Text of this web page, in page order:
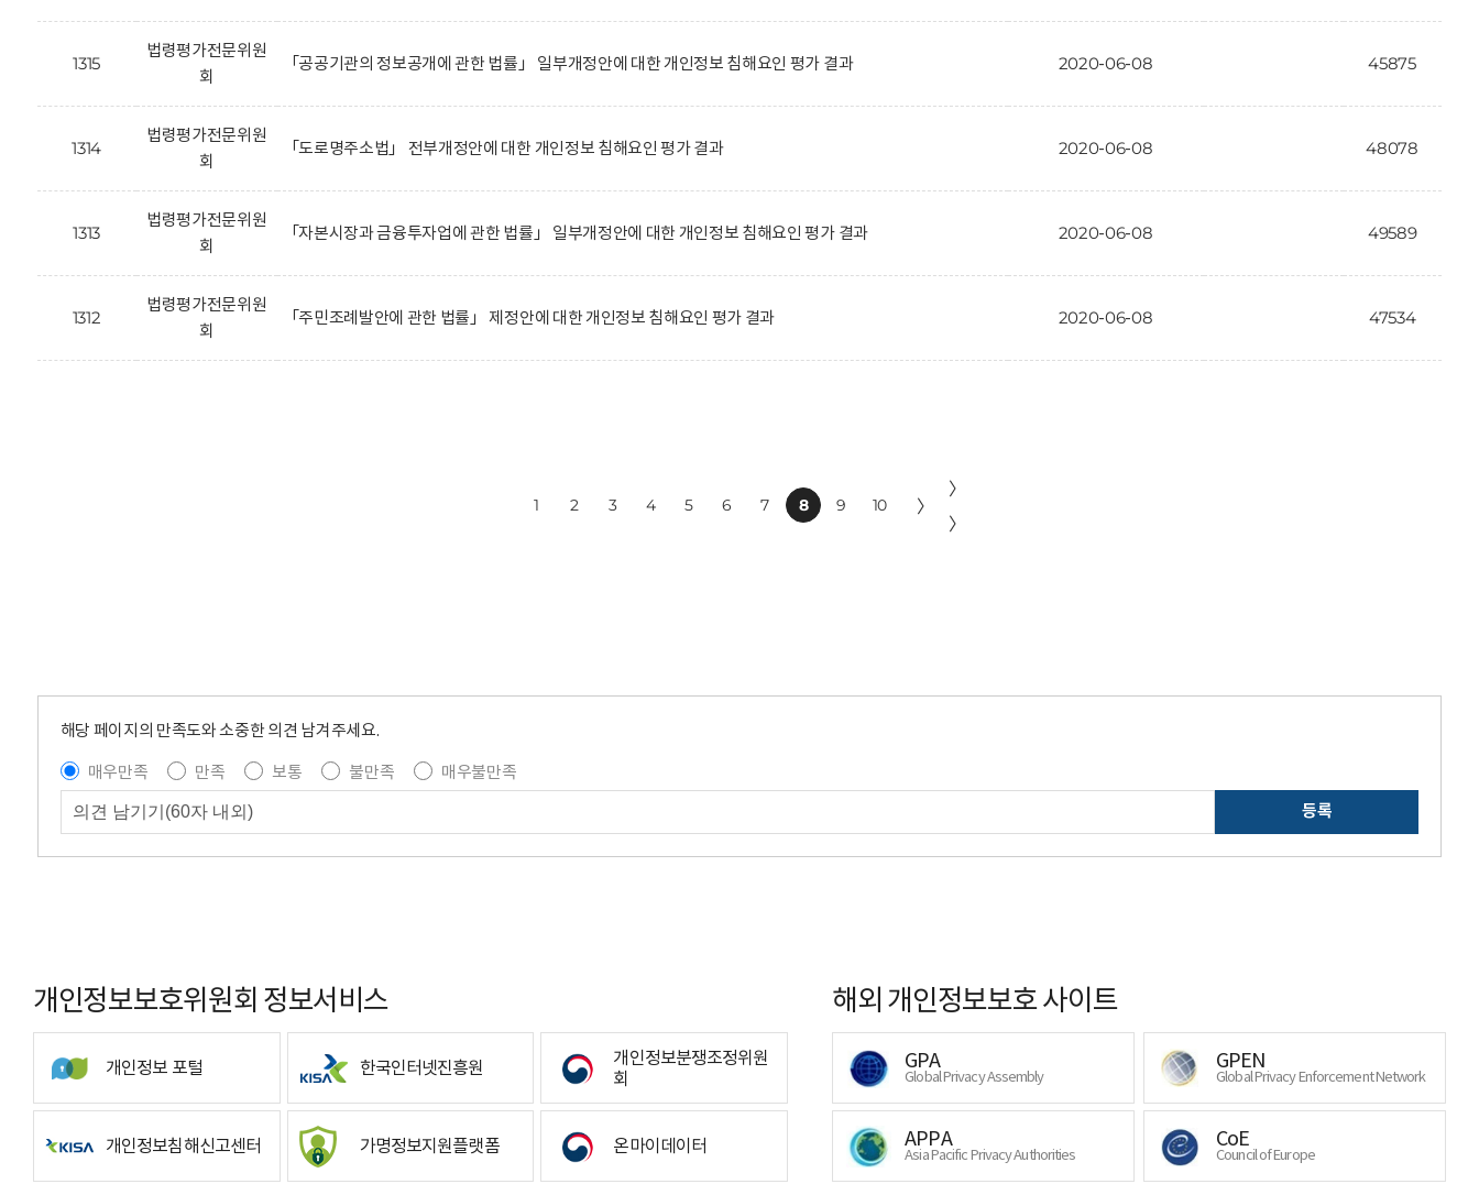
1315
법령평가전문위원
회
「공공기관의 정보공개에 관한 법률」 일부개정안에 대한 개인정보 침해요인 평가 결과 2020-06-08 45875
1314
법령평가전문위원
회
「도로명주소법」 전부개정안에 대한 개인정보 침해요인 평가 결과 2020-06-08 48078
1313
법령평가전문위원
회
「자본시장과 금융투자업에 관한 법률」 일부개정안에 대한 개인정보 침해요인 평가 결과 2020-06-08 49589
1312
법령평가전문위원
회
「주민조례발안에 관한 법률」 제정안에 대한 개인정보 침해요인 평가 결과 2020-06-08 47534
1 2 3 4 5 6 7 8 9 10 〉
〉
〉
해당 페이지의 만족도와 소중한 의견 남겨주세요.
매우만족
만족 보통 불만족
매우불만족
등록
개인정보보호위원회 정보서비스
개인정보 포털 한국인터넷진흥원
개인정보분쟁조정위원
회
개인정보침해신고센터 가명정보지원플랫폼 온마이데이터
해외 개인정보보호 사이트
GPA
Global Privacy Assembly
GPEN
Global Privacy Enforcement Network
APPA
Asia Pacific Privacy Authorities
CoE
Council of Europe